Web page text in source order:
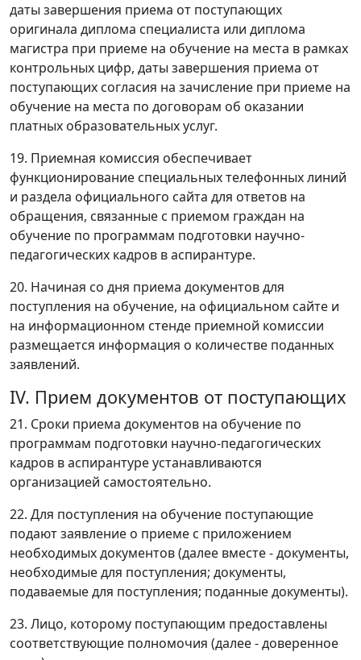
даты завершения приема от поступающих
оригинала диплома специалиста или диплома
магистра при приеме на обучение на места в рамках
контрольных цифр, даты завершения приема от
поступающих согласия на зачисление при приеме на
обучение на места по договорам об оказании
платных образовательных услуг.
19. Приемная комиссия обеспечивает
функционирование специальных телефонных линий
и раздела официального сайта для ответов на
обращения, связанные с приемом граждан на
обучение по программам подготовки научно-
педагогических кадров в аспирантуре.
20. Начиная со дня приема документов для
поступления на обучение, на официальном сайте и
на информационном стенде приемной комиссии
размещается информация о количестве поданных
заявлений.
IV. Прием документов от поступающих
21. Сроки приема документов на обучение по
программам подготовки научно-педагогических
кадров в аспирантуре устанавливаются
организацией самостоятельно.
22. Для поступления на обучение поступающие
подают заявление о приеме с приложением
необходимых документов (далее вместе - документы,
необходимые для поступления; документы,
подаваемые для поступления; поданные документы).
23. Лицо, которому поступающим предоставлены
соответствующие полномочия (далее - доверенное